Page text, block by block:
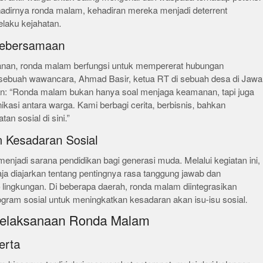
ronda malam, kehadiran mereka menjadi deterrent
kejahatan.
ronda malam berfungsi untuk mempererat hubungan
wawancara, Ahmad Basir, ketua RT di sebuah desa di Jawa
“Ronda malam bukan hanya soal menjaga keamanan, tapi juga
antara warga. Kami berbagi cerita, berbisnis, bahkan
sosial di sini.”
Kesadaran Sosial
sarana pendidikan bagi generasi muda. Melalui kegiatan ini,
diajarkan tentang pentingnya rasa tanggung jawab dan
Di beberapa daerah, ronda malam diintegrasikan
sosial untuk meningkatkan kesadaran akan isu-isu sosial.
Ronda Malam